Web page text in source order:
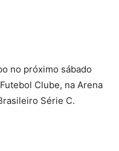
no próximo sábado
Clube, na Arena
Série C.